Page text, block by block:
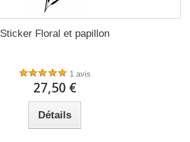
Sticker Floral et papillon
1 avis
27,50 €
Détails